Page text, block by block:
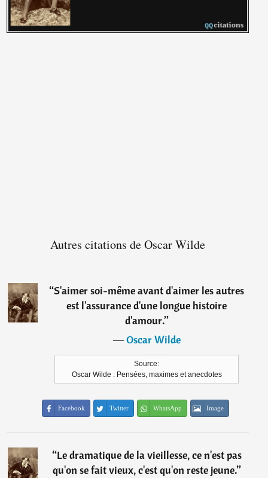
Autres citations de Oscar Wilde
“S'aimer soi-même avant d'aimer les autres
est l'assurance d'une longue histoire
d'amour.”
―Oscar Wilde
Source:
Oscar Wilde : Pensées, maximes et anecdotes
Facebook Twitter WhatsApp Image
“Le dramatique de la vieillesse, ce n'est pas
qu'on se fait vieux, c'est qu'on reste jeune.”